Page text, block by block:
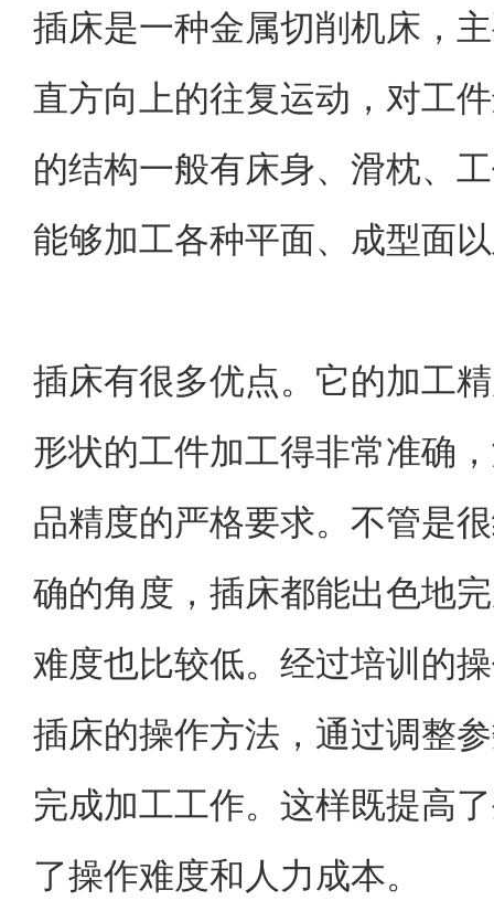
插床是一种金属切削机床，
直方向上的往复运动，对工
的结构一般有床身、滑枕、
能够加工各种平面、成型面
插床有很多优点。它的加工
形状的工件加工得非常准确
品精度的严格要求。不管是
确的角度，插床都能出色地
难度也比较低。经过培训的
插床的操作方法，通过调整
完成加工工作。这样既提高
了操作难度和人力成本。